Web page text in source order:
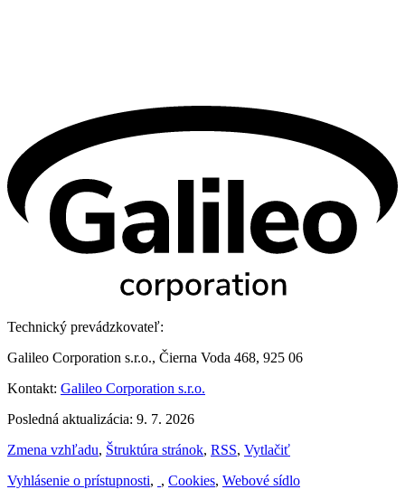
Technický prevádzkovateľ:
Galileo Corporation s.r.o., Čierna Voda 468, 925 06
Kontakt: Galileo Corporation s.r.o.
Posledná aktualizácia: 9. 7. 2026
Zmena vzhľadu, Štruktúra stránok, RSS, Vytlačiť
Vyhlásenie o prístupnosti, , Cookies, Webové sídlo